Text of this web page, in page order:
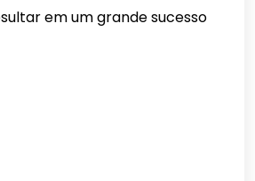
em um grande sucesso